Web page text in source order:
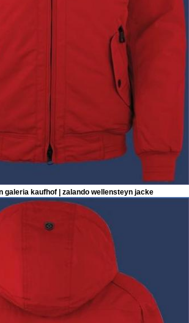
galeria kaufhof | zalando wellensteyn jacke